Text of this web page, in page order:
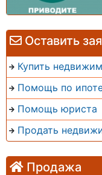
Оставить
Купить
Помощь по
Помощь юриста
Продать
Продажа